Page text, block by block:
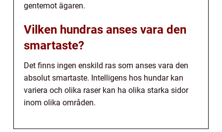
gentemot ägaren.
Vilken hundras anses vara den
smartaste?
Det finns ingen enskild ras som anses vara den
absolut smartaste. Intelligens hos hundar kan
variera och olika raser kan ha olika starka sidor
inom olika områden.